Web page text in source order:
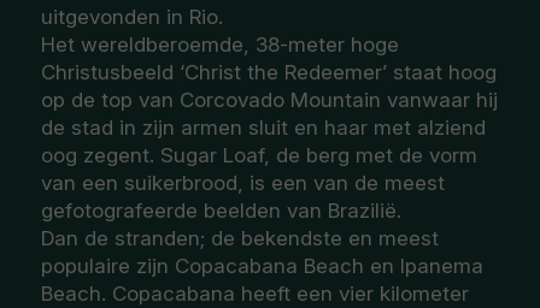
uitgevonden in Rio.
Het wereldberoemde, 38-meter hoge
Christusbeeld ‘Christ the Redeemer’ staat hoog
op de top van Corcovado Mountain vanwaar hij
de stad in zijn armen sluit en haar met alziend
oog zegent. Sugar Loaf, de berg met de vorm
van een suikerbrood, is een van de meest
gefotografeerde beelden van Brazilië.
Dan de stranden; de bekendste en meest
populaire zijn Copacabana Beach en Ipanema
Beach. Copacabana heeft een vier kilometer